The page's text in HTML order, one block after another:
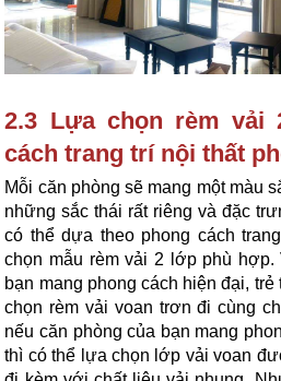
2.3 Lựa chọn rèm vải
cách trang trí nội thất
Mỗi căn phòng sẽ mang một màu
những sắc thái rất riêng và đặc
có thể dựa theo phong cách
chọn mẫu rèm vải 2 lớp phù
bạn mang phong cách hiện đại,
chọn rèm vải voan trơn đi cùng
nếu căn phòng của bạn mang
thì có thể lựa chọn lớp vải voan